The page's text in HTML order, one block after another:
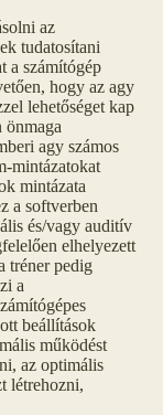
az
tudatosítani
a számítógép
hogy az agy
lehetőséget kap
önmaga
agy számos
mintázatokat
mintázata
a softverben
és/vagy auditív
elhelyezett
tréner pedig
a
beállítások
működést
az optimális
létrehozni,